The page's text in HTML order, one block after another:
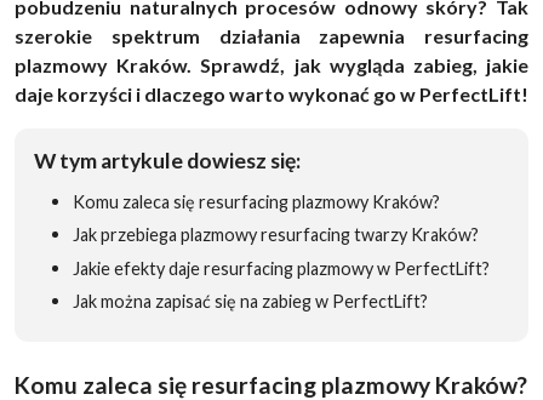
pobudzeniu naturalnych procesów odnowy skóry? Tak
szerokie spektrum działania zapewnia resurfacing
plazmowy Kraków. Sprawdź, jak wygląda zabieg, jakie
daje korzyści i dlaczego warto wykonać go w PerfectLift!
W tym artykule dowiesz się:
Komu zaleca się resurfacing plazmowy Kraków?
Jak przebiega plazmowy resurfacing twarzy Kraków?
Jakie efekty daje resurfacing plazmowy w PerfectLift?
Jak można zapisać się na zabieg w PerfectLift?
Komu zaleca się resurfacing plazmowy Kraków?